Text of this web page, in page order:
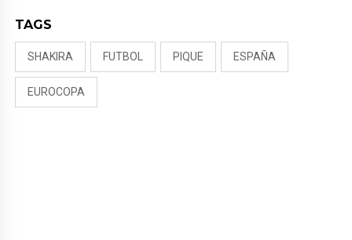
TAGS
SHAKIRA FUTBOL PIQUE ESPAÑA
EUROCOPA